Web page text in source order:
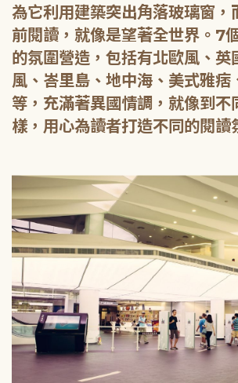
為它利用建築突出角落玻璃窗，
前閱讀，就像是望著全世界。7
的氛圍營造，包括有北歐風、英
風、峇里島、地中海、美式雅痞
等，充滿著異國情調，就像到不
樣，用心為讀者打造不同的閱讀